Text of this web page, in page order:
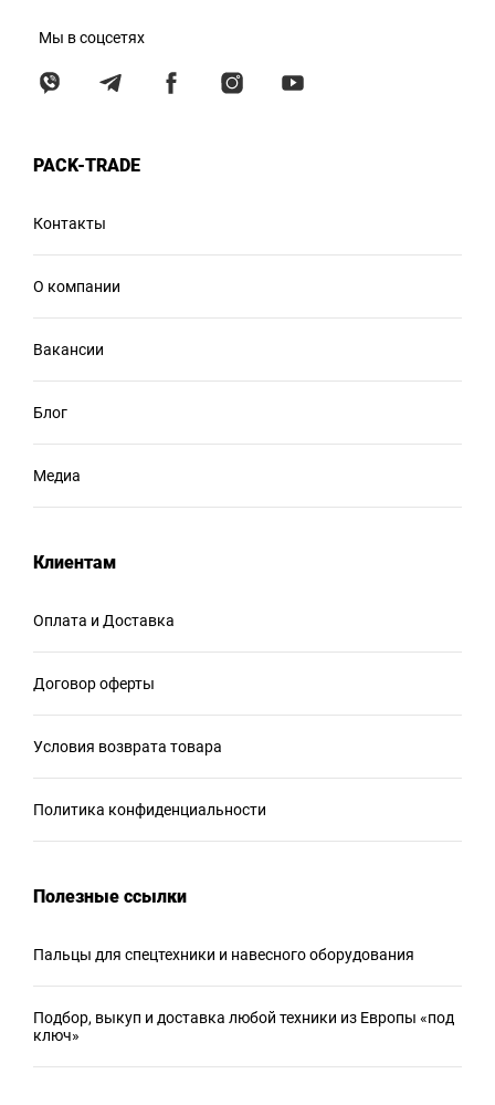
Мы в соцсетях
PACK-TRADE
Контакты
О компании
Вакансии
Блог
Медиа
Клиентам
Оплата и Доставка
Договор оферты
Условия возврата товара
Политика конфиденциальности
Полезные ссылки
Пальцы для спецтехники и навесного оборудования
Подбор, выкуп и доставка любой техники из Европы «под
ключ»